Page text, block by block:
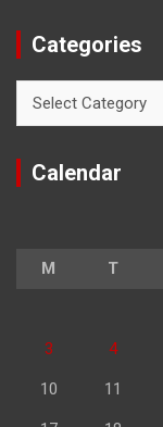
Categories
Calendar
M T
3 4
10 11